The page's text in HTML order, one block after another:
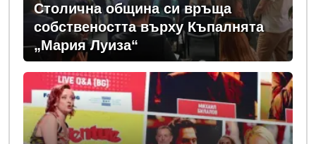
Столична община си връща
собствеността върху Къпалнята
„Мария Луиза“